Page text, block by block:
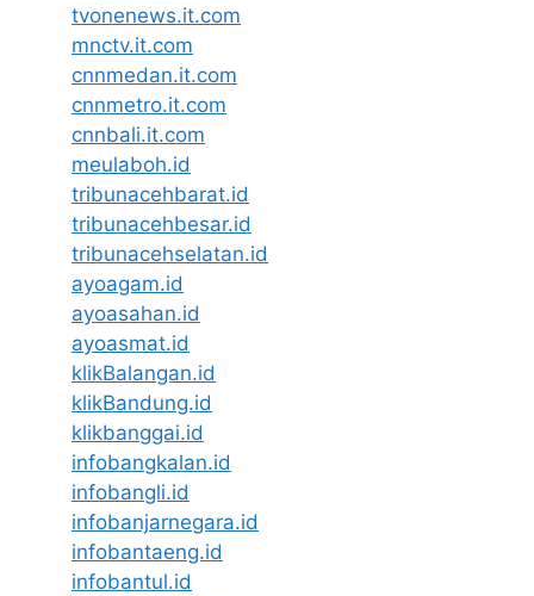
tvonenews.it.com
mnctv.it.com
cnnmedan.it.com
cnnmetro.it.com
cnnbali.it.com
meulaboh.id
tribunacehbarat.id
tribunacehbesar.id
tribunacehselatan.id
ayoagam.id
ayoasahan.id
ayoasmat.id
klikBalangan.id
klikBandung.id
klikbanggai.id
infobangkalan.id
infobangli.id
infobanjarnegara.id
infobantaeng.id
infobantul.id